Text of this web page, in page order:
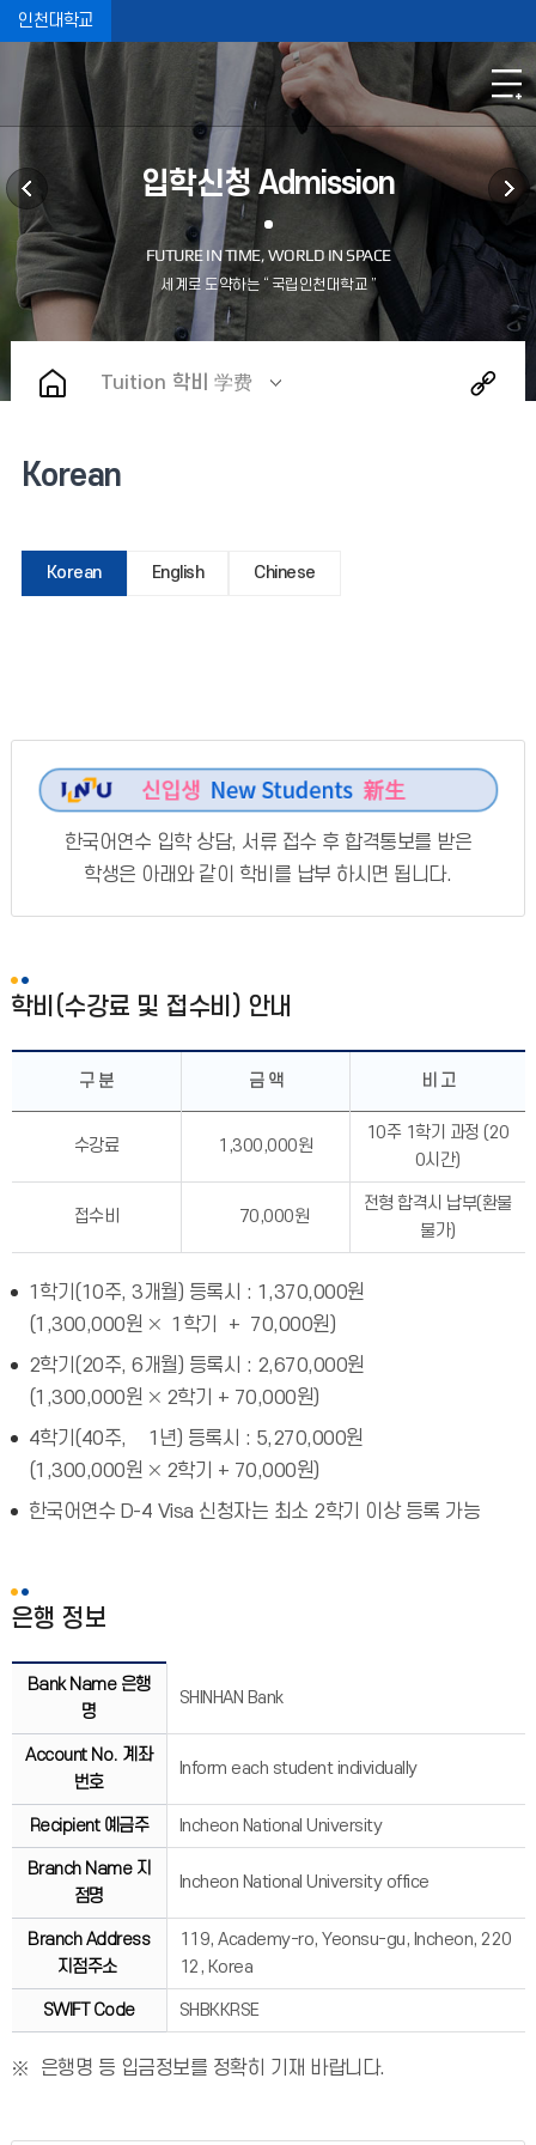
인천대학교
입학신청 Admission
Tuition 학비 学费
Korean
Korean English Chinese
한국어연수 입학 상담, 서류 접수 후 합격통보를 받은
학생은 아래와 같이 학비를 납부 하시면 됩니다.
학비(수강료 및 접수비) 안내
구 분 금 액 비 고
수강료 1,300,000원
10주 1학기 과정 (20
0시간)
접수비 70,000원
전형 합격시 납부(환불
불가)
1학기(10주, 3개월) 등록시 : 1,370,000원
(1,300,000원 🞨 1학기 + 70,000원)
2학기(20주, 6개월) 등록시 : 2,670,000원
(1,300,000원 🞨 2학기 + 70,000원)
4학기(40주, 1년) 등록시 : 5,270,000원
(1,300,000원 🞨 2학기 + 70,000원)
한국어연수 D-4 Visa 신청자는 최소 2학기 이상 등록 가능
은행 정보
Bank Name 은행
명
SHINHAN Bank
Account No. 계좌
번호
Inform each student individually
Recipient 예금주 Incheon National University
Branch Name 지
점명
Incheon National University office
Branch Address
지점주소
119, Academy-ro, Yeonsu-gu, Incheon, 220
12, Korea
SWIFT Code SHBKKRSE
은행명 등 입금정보를 정확히 기재 바랍니다.